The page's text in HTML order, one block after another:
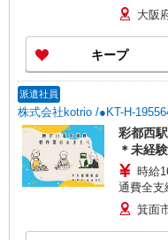
大阪
キープ
派遣社員
株式会社kotrio /●KT-H-
彩都西
＊未経
時給
通費全支
箕面